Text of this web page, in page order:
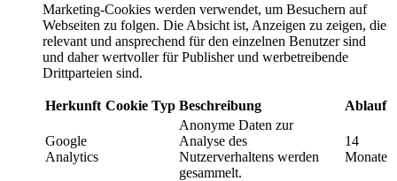
Marketing-Cookies werden verwendet, um Besuchern auf
Webseiten zu folgen. Die Absicht ist, Anzeigen zu zeigen, die
relevant und ansprechend für den einzelnen Benutzer sind
und daher wertvoller für Publisher und werbetreibende
Drittparteien sind.
Herkunft Cookie Typ Beschreibung Ablauf
Google
Analytics
Anonyme Daten zur
Analyse des
Nutzerverhaltens werden
gesammelt.
14
Monate